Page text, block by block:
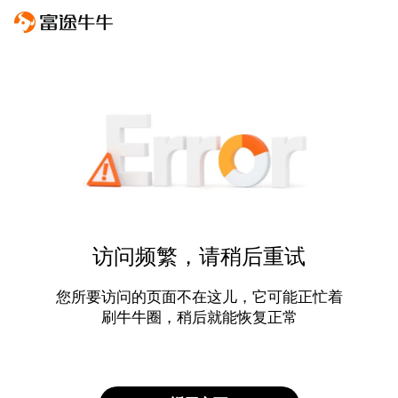
访问频繁，请稍后重试
您所要访问的页面不在这儿，它可能正忙着
刷牛牛圈，稍后就能恢复正常